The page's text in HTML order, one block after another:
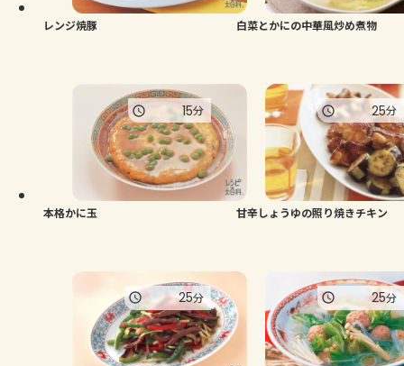
レンジ焼豚 白菜とかにの中華風炒め煮物
本格かに玉
15分
甘辛しょうゆの照り焼きチキン
25分
25分 25分